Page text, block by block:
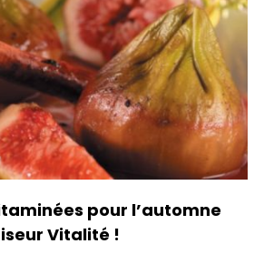
pour l’automne
Vitalité !